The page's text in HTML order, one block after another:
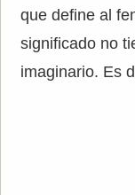
que define al
significado no
imaginario. Es